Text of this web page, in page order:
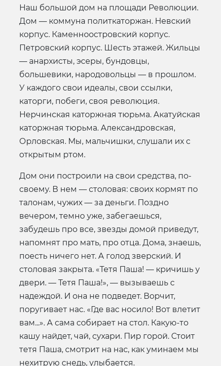
Наш большой дом на площади Революции.
Дом — коммуна политкаторжан. Невский
корпус. Каменноостровский корпус.
Петровский корпус. Шесть этажей. Жильцы
— анархисты, эсеры, бундовцы,
большевики, народовольцы — в прошлом.
У каждого свои идеалы, свои ссылки,
каторги, побеги, своя революция.
Нерчинская каторжная тюрьма. Акатуйская
каторжная тюрьма. Александровская,
Орловская. Мы, мальчишки, слушали их с
открытым ртом.
Дом они построили на свои средства, по-
своему. В нем — столовая: своих кормят по
талонам, чужих — за деньги. Поздно
вечером, темно уже, забегаешься,
забудешь про все, звезды домой приведут,
напомнят про мать, про отца. Дома, знаешь,
поесть ничего нет. А голод зверский. И
столовая закрыта. «Тетя Паша! — кричишь у
двери. — Тетя Паша!», — вызываешь с
надеждой. И она не подведет. Ворчит,
поругивает нас. «Где вас носило! Вот влетит
вам...». А сама собирает на стол. Какую-то
кашу найдет, чай, сухари. Пир горой. Стоит
тетя Паша, смотрит на нас, как уминаем мы
нехитрую снедь, улыбается.